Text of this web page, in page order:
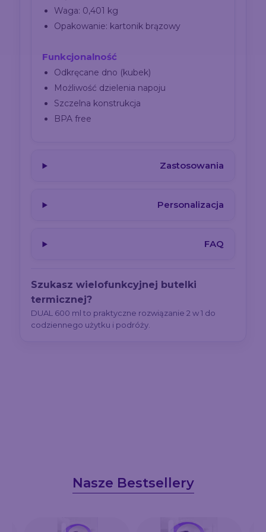
Waga: 0,401 kg
Opakowanie: kartonik brązowy
Funkcjonalność
Odkręcane dno (kubek)
Możliwość dzielenia napoju
Szczelna konstrukcja
BPA free
Zastosowania
Personalizacja
FAQ
Szukasz wielofunkcyjnej butelki
termicznej?
DUAL 600 ml to praktyczne rozwiązanie 2 w 1 do
codziennego użytku i podróży.
Nasze Bestsellery